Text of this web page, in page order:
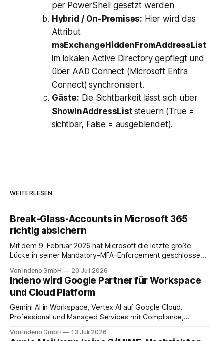
per PowerShell gesetzt werden.
Hybrid / On-Premises: Hier wird das
Attribut
msExchangeHiddenFromAddressList
im lokalen Active Directory gepflegt und
über AAD Connect (Microsoft Entra
Connect) synchronisiert.
Gäste: Die Sichtbarkeit lässt sich über
ShowInAddressList steuern (True =
sichtbar, False = ausgeblendet).
WEITERLESEN
Break-Glass-Accounts in Microsoft 365
richtig absichern
Mit dem 9. Februar 2026 hat Microsoft die letzte große
Lücke in seiner Mandatory-MFA-Enforcement geschlossen.
Microsoft 365 Admin Center anmeldet, einen zweiten
Faktor nachweisen. Für das Entra Admin Center, das Azure-
Portal und das Intune Admin Center gilt das
Von Indeno GmbH 20 Juli 2026
Indeno wird Google Partner für Workspace
und Cloud Platform
Gemini AI in Workspace, Vertex AI auf Google Cloud.
Professional und Managed Services mit Compliance,
DACH.
Von Indeno GmbH 13 Juli 2026